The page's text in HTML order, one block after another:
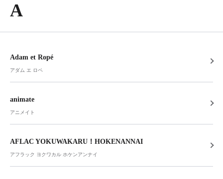
A
Adam et Ropé
アダム エ ロペ
animate
アニメイト
AFLAC YOKUWAKARU！HOKENANNAI
アフラック ヨクワカル ホケンアンナイ